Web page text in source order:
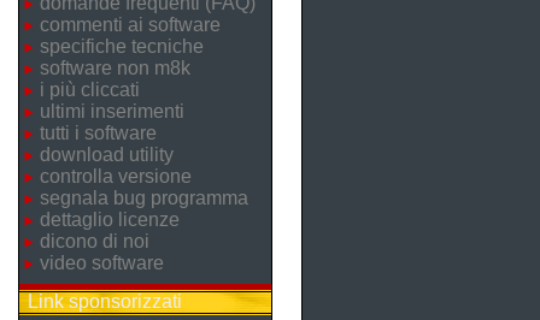
commenti ai software
specifiche tecniche
software non m8k
i più cliccati
ultimi inserimenti
tutti i software
download utility
controlla versione
segnala bug programma
dettaglio licenze
dicono di noi
video software
Link sponsorizzati